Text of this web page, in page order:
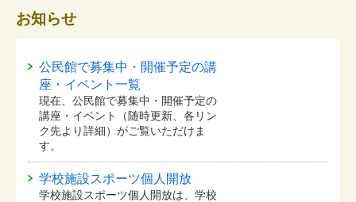
お知らせ
公民館で募集中・開催予定の講
座・イベント一覧
現在、公民館で募集中・開催予定の
講座・イベント（随時更新、各リン
ク先より詳細）がご覧いただけま
す。
学校施設スポーツ個人開放
学校施設スポーツ個人開放は、学校